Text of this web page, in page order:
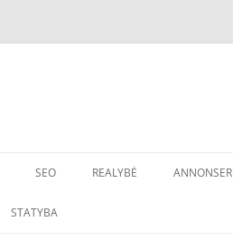
SEO REALYBĖ ANNONSER
STATYBA